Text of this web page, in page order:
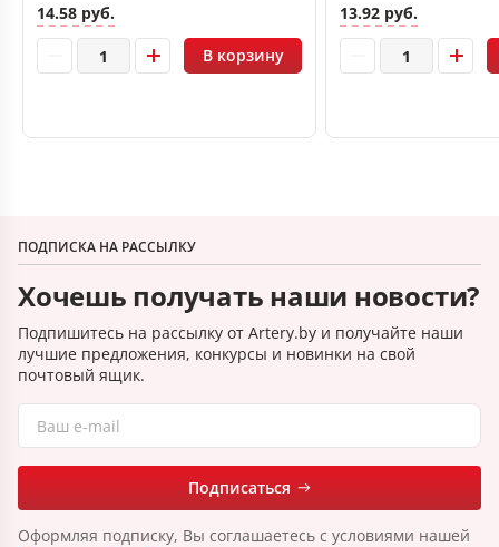
14.58 руб.
В корзину
13.92 руб.
ПОДПИСКА НА РАССЫЛКУ
Хочешь получать наши новости?
Подпишитесь на рассылку от Artery.by и получайте наши
лучшие предложения, конкурсы и новинки на свой
почтовый ящик.
Подписаться
Оформляя подписку, Вы соглашаетесь с условиями нашей